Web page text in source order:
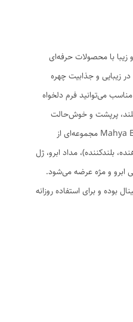
با محصولات حرفه‌ای
زیبایی و جذابیت چهره
مناسب می‌توانید فرم دلخواه
بلند، پرپشت و خوش‌حالت
داشته باشید. در Mahya Beauty Shop مجموعه‌ای از
بلندکننده)، مداد ابرو، ژل
ابرو و مژه عرضه می‌شود.
بوده و برای استفاده روزانه